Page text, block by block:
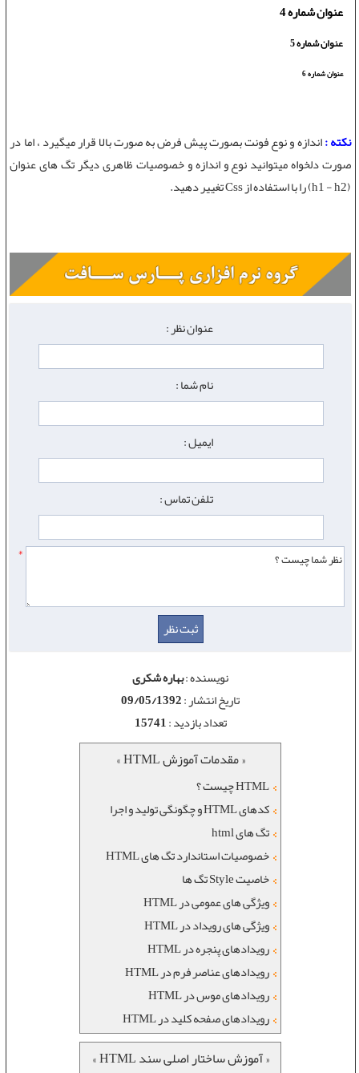
عنوان شماره 4
عنوان شماره 5
عنوان شماره 6
نکته :اندازه و نوع فونت بصورت پیش فرض به صورت بالا قرار میگیرد ، اما در
صورت دلخواه میتوانید نوع و اندازه و خصوصیات ظاهری دیگرتگ های عنوان
(h1 - h2) را با استفاده از Css تغییر دهید.
عنوان نظر :
نام شما :
ایمیل :
تلفن تماس :
*
نویسنده :بهاره شکری
تاریخ انتشار :09/05/1392
تعداد بازدید :15741
« مقدمات آموزش HTML »
HTML چیست ؟
کدهای HTML و چگونگی تولید و اجرا
تگ های html
خصوصيات استاندارد تگ های HTML
خاصیت Style تگ ها
ویژگی های عمومی در HTML
ویژگی های رویداد در HTML
رويدادهای پنجره در HTML
رويدادهای عناصر فرم در HTML
رويدادهای موس در HTML
رويدادهای صفحه کليد در HTML
« آموزش ساختار اصلی سند HTML »